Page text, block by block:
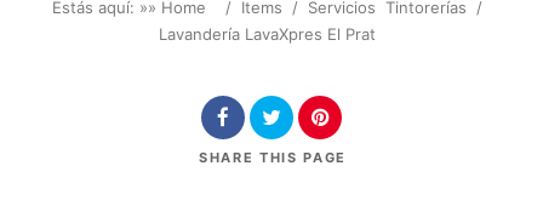
Estás aquí: »» Home / Items / Servicios Tintorerías
/
Lavandería LavaXpres El Prat
SHARE THIS PAGE